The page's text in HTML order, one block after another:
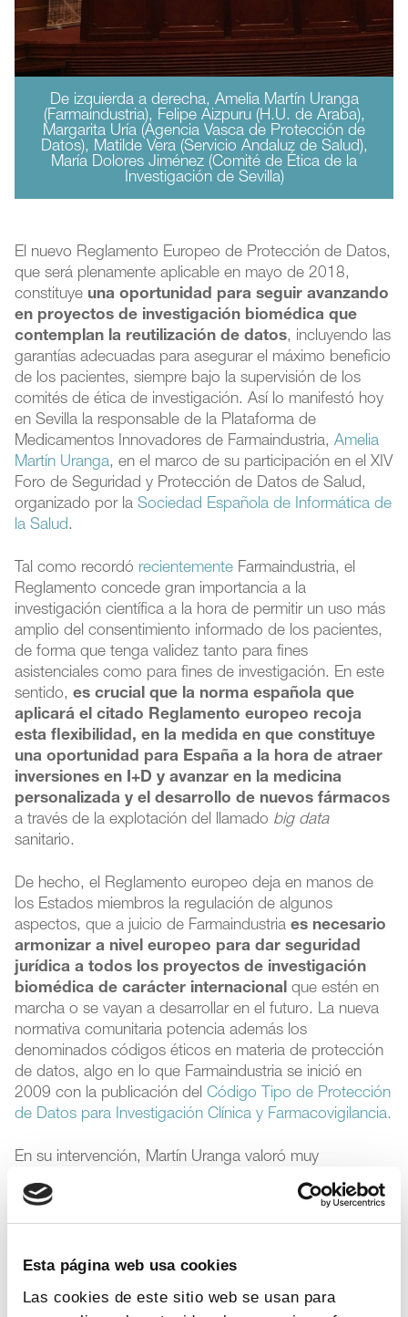
Esta página web usa cookies
Las cookies de este sitio web se usan para
De izquierda a derecha, Amelia Martín Uranga
(Farmaindustria), Felipe Aizpuru (H.U. de Araba),
Margarita Uría (Agencia Vasca de Protección de
Datos), Matilde Vera (Servicio Andaluz de Salud),
María Dolores Jiménez (Comité de Ética de la
Investigación de Sevilla)
El nuevo Reglamento Europeo de Protección de Datos,
que será plenamente aplicable en mayo de 2018,
constituye una oportunidad para seguir avanzando
en proyectos de investigación biomédica que
contemplan la reutilización de datos, incluyendo las
garantías adecuadas para asegurar el máximo beneficio
de los pacientes, siempre bajo la supervisión de los
comités de ética de investigación. Así lo manifestó hoy
en Sevilla la responsable de la Plataforma de
Medicamentos Innovadores de Farmaindustria,Amelia
Martín Uranga, en el marco de su participación en el XIV
Foro de Seguridad y Protección de Datos de Salud,
organizado por laSociedad Española de Informática de
la Salud.
Tal como recordó recientemente Farmaindustria, el
Reglamento concede gran importancia a la
investigación científica a la hora de permitir un uso más
amplio del consentimiento informado de los pacientes,
de forma que tenga validez tanto para fines
asistenciales como para fines de investigación. En este
sentido,es crucial que la norma española que
aplicará el citado Reglamento europeo recoja
esta flexibilidad, en la medida en que constituye
una oportunidad para España a la hora de atraer
inversiones en I+D y avanzar en la medicina
personalizada y el desarrollo de nuevos fármacos
a través de la explotación del llamado big data
sanitario.
De hecho, el Reglamento europeo deja en manos de
los Estados miembros la regulación de algunos
aspectos, que a juicio de Farmaindustriaes necesario
armonizar a nivel europeo para dar seguridad
jurídica a todos los proyectos de investigación
biomédica de carácter internacional que estén en
marcha o se vayan a desarrollar en el futuro. La nueva
normativa comunitaria potencia además los
denominados códigos éticos en materia de protección
de datos, algo en lo que Farmaindustria se inició en
2009 con la publicación delCódigo Tipo de Protección
de Datos para Investigación Clínica y Farmacovigilancia.
En su intervención, Martín Uranga valoró muy
positivamente el reconocimiento y puesta en valor que
el Reglamento Europeo hace de estos códigos de
conducta, como modelo de corregulación en el que las
todos los agentes, y señaló queel Código de
nuevo marco normativo.